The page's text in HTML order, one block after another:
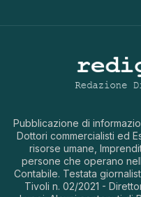
Pubblicazione di
Dottori commercialisti ed
risorse umane,
persone che operano
Contabile. Testata
Tivoli n. 02/2021 -